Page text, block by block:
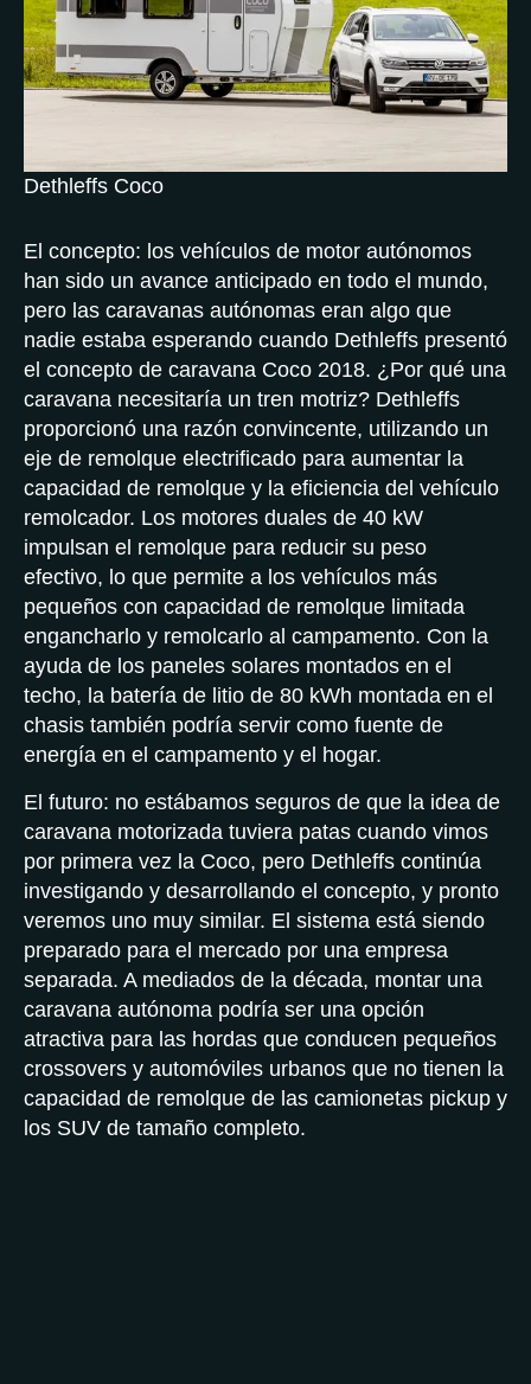
Dethleffs Coco
El concepto: los vehículos de motor autónomos
han sido un avance anticipado en todo el mundo,
pero las caravanas autónomas eran algo que
nadie estaba esperando cuando Dethleffs presentó
el concepto de caravana Coco 2018. ¿Por qué una
caravana necesitaría un tren motriz? Dethleffs
proporcionó una razón convincente, utilizando un
eje de remolque electrificado para aumentar la
capacidad de remolque y la eficiencia del vehículo
remolcador. Los motores duales de 40 kW
impulsan el remolque para reducir su peso
efectivo, lo que permite a los vehículos más
pequeños con capacidad de remolque limitada
engancharlo y remolcarlo al campamento. Con la
ayuda de los paneles solares montados en el
techo, la batería de litio de 80 kWh montada en el
chasis también podría servir como fuente de
energía en el campamento y el hogar.
El futuro: no estábamos seguros de que la idea de
caravana motorizada tuviera patas cuando vimos
por primera vez la Coco, pero Dethleffs continúa
investigando y desarrollando el concepto, y pronto
veremos uno muy similar. El sistema está siendo
preparado para el mercado por una empresa
separada. A mediados de la década, montar una
caravana autónoma podría ser una opción
atractiva para las hordas que conducen pequeños
crossovers y automóviles urbanos que no tienen la
capacidad de remolque de las camionetas pickup y
los SUV de tamaño completo.